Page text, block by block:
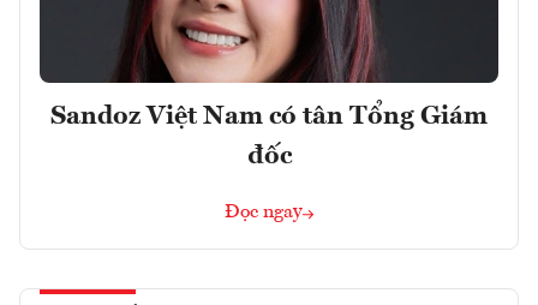
Sandoz Việt Nam có tân Tổng Giám
đốc
Đọc ngay